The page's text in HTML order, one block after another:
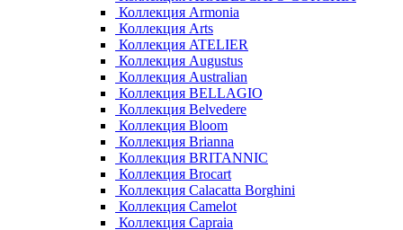
Коллекция Armonia
Коллекция Arts
Коллекция ATELIER
Коллекция Augustus
Коллекция Australian
Коллекция BELLAGIO
Коллекция Belvedere
Коллекция Bloom
Коллекция Brianna
Коллекция BRITANNIC
Коллекция Brocart
Коллекция Calacatta Borghini
Коллекция Camelot
Коллекция Capraia